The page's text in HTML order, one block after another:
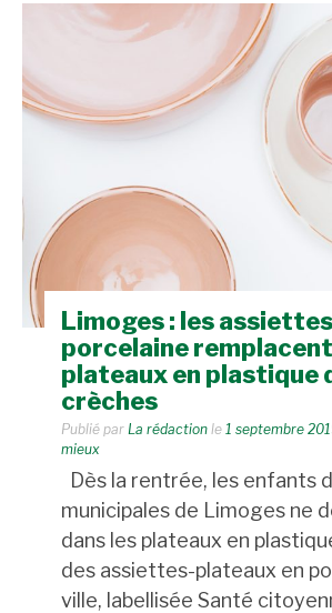
Limoges : les
porcelaine
plateaux en plastique
crèches
Publié par La rédaction le 1 septembre
mieux
Dès la rentrée, les enfants
municipales de Limoges ne
dans les plateaux en
des assiettes-plateaux en
ville, labellisée Santé